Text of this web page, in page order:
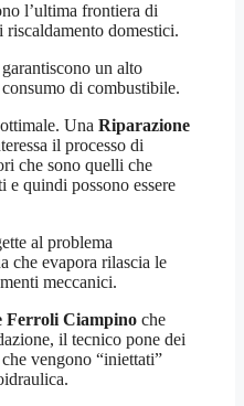
l’ultima frontiera di
domestici.
un alto
di combustibile.
Una Riparazione
il processo di
che sono quelli che
e quindi possono essere
al problema
che evapora rilascia le
meccanici.
Ferroli Ciampino che
il tecnico pone dei
vengono “iniettati”